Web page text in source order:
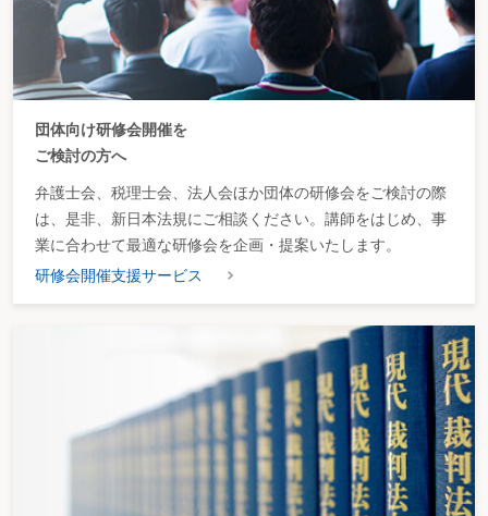
団体向け研修会開催を
ご検討の方へ
弁護士会、税理士会、法人会ほか団体の研修会をご検討の際
は、是非、新日本法規にご相談ください。講師をはじめ、事
業に合わせて最適な研修会を企画・提案いたします。
研修会開催支援サービス